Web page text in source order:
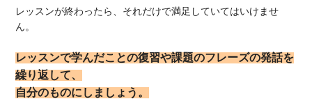
レッスンが終わったら、それだけで満足していてはいけませ
ん。
レッスンで学んだことの復習や課題のフレーズの発話を
繰り返して、
自分のものにしましょう。